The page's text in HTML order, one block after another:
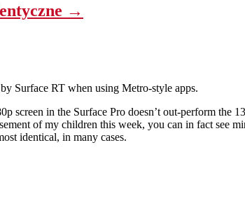
→
Surface RT when using Metro-style apps.
screen in the Surface Pro doesn’t out-perform the
of my children this week, you can in fact see
identical, in many cases.